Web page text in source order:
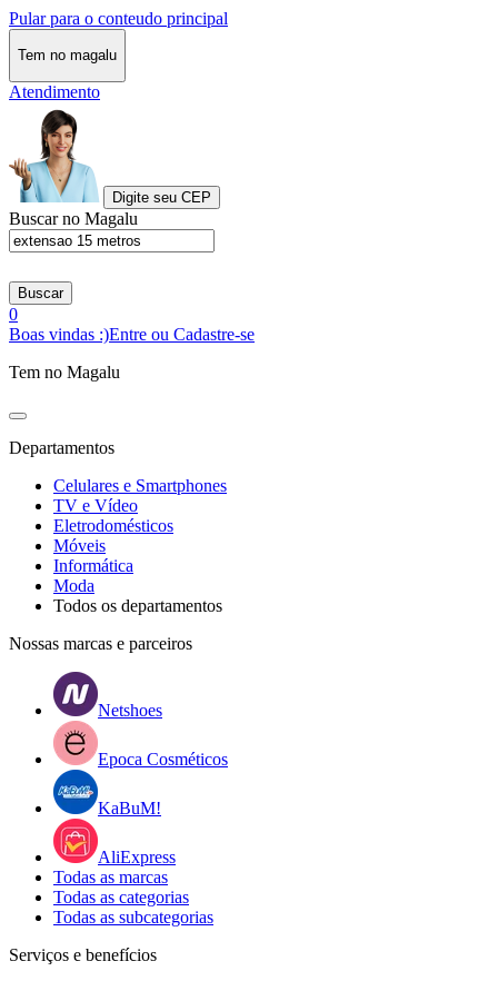
Pular para o conteudo principal
Tem no magalu
Atendimento
Digite seu CEP
Buscar no Magalu
Buscar
0
Boas vindas :)Entre ou Cadastre-se
Tem no Magalu
Departamentos
Celulares e Smartphones
TV e Vídeo
Eletrodomésticos
Móveis
Informática
Moda
Todos os departamentos
Nossas marcas e parceiros
Netshoes
Epoca Cosméticos
KaBuM!
AliExpress
Todas as marcas
Todas as categorias
Todas as subcategorias
Serviços e benefícios